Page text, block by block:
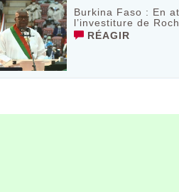
Burkina Faso : En
l’investiture de
RÉAGIR